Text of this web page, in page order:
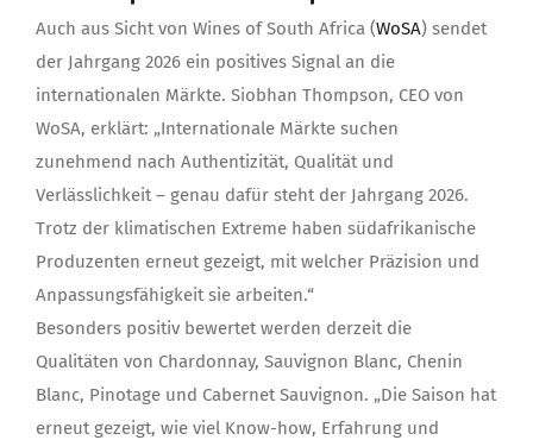
Auch aus Sicht von Wines of South Africa (WoSA) sendet
der Jahrgang 2026 ein positives Signal an die
internationalen Märkte. Siobhan Thompson, CEO von
WoSA, erklärt: „Internationale Märkte suchen
zunehmend nach Authentizität, Qualität und
Verlässlichkeit – genau dafür steht der Jahrgang 2026.
Trotz der klimatischen Extreme haben südafrikanische
Produzenten erneut gezeigt, mit welcher Präzision und
Anpassungsfähigkeit sie arbeiten.“
Besonders positiv bewertet werden derzeit die
Qualitäten von Chardonnay, Sauvignon Blanc, Chenin
Blanc, Pinotage und Cabernet Sauvignon. „Die Saison hat
erneut gezeigt, wie viel Know-how, Erfahrung und